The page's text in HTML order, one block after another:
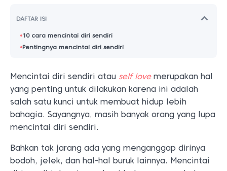
DAFTAR ISI
10 cara mencintai diri sendiri
Pentingnya mencintai diri sendiri
Mencintai diri sendiri atau self lovemerupakan hal
yang penting untuk dilakukan karena ini adalah
salah satu kunci untuk membuat hidup lebih
bahagia. Sayangnya, masih banyak orang yang lupa
mencintai diri sendiri.
Bahkan tak jarang ada yang menganggap dirinya
bodoh, jelek, dan hal-hal buruk lainnya. Mencintai